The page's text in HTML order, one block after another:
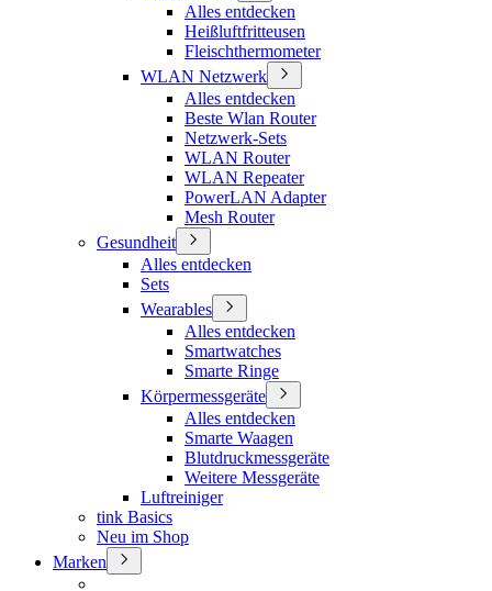
Alles entdecken
Heißluftfritteusen
Fleischthermometer
WLAN Netzwerk
Alles entdecken
Beste Wlan Router
Netzwerk-Sets
WLAN Router
WLAN Repeater
PowerLAN Adapter
Mesh Router
Gesundheit
Alles entdecken
Sets
Wearables
Alles entdecken
Smartwatches
Smarte Ringe
Körpermessgeräte
Alles entdecken
Smarte Waagen
Blutdruckmessgeräte
Weitere Messgeräte
Luftreiniger
tink Basics
Neu im Shop
Marken